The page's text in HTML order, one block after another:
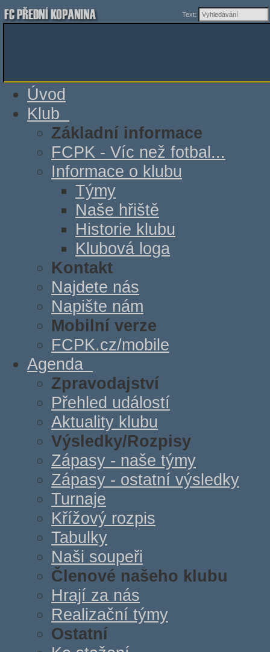
Text:
Úvod
Klub
Základní informace
FCPK - Víc než fotbal...
Informace o klubu
Týmy
Naše hřiště
Historie klubu
Klubová loga
Kontakt
Najdete nás
Napište nám
Mobilní verze
FCPK.cz/mobile
Agenda
Zpravodajství
Přehled událostí
Aktuality klubu
Výsledky/Rozpisy
Zápasy - naše týmy
Zápasy - ostatní výsledky
Turnaje
Křížový rozpis
Tabulky
Naši soupeři
Členové našeho klubu
Hrají za nás
Realizační týmy
Ostatní